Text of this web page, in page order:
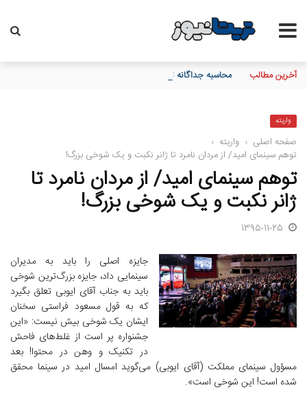
آخرین مطالب محاسبه جداگانه تعیین تکلیف 80 درصد برگه چک‌های کاغذی و الکترونیکی هنگام درخواست دسته چک
واریته
صفحه اصلی › واریته ›
توهم سینمای امید/ از مردان نامرد تا ژانر نکبت و یک شوخی بزرگ!
توهم سینمای امید/ از مردان نامرد تا
ژانر نکبت و یک شوخی بزرگ!
1395-11-25
جایزه اصلی را باید به مدیران
سینمایی داد، جایزه بزرگ‌ترین شوخی
باید به جناب آقای ایوبی تعلق بگیرد
که به قول مسعود فراستی سخنان
ایشان یک شوخی بیش نیست: «این
جشنواره پر است از غلط‌های فاحش
در تکنیک و وهن در محتوا! بعد
مسؤول سینمای مملکت (آقای ایوبی) می‌گوید امسال امید در سینما محقق
شده است! این شوخی است».